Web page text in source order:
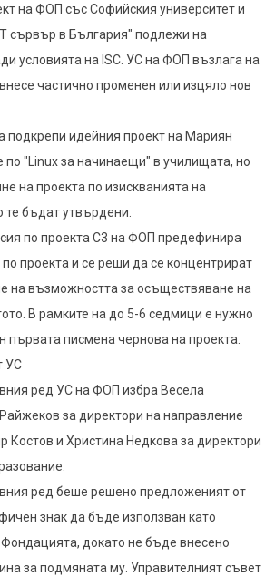
на ФОП със Софийския университет и
сървър в България" подлежи на
условията на ISC. УС на ФОП възлага на
частично променен или изцяло нов
идейния проект на Мариян
по "Linux за начинаещи" в училищата, но
на проекта по изискванията на
бъдат утвърдени.
по проекта C3 на ФОП предефинира
проекта и се реши да се концентрират
на възможността за осъществяване на
В рамките на до 5-6 седмици е нужно
първата писмена чернова на проекта.
УС
ред УС на ФОП избра Весела
за директори на направление
Костов и Христина Недкова за директори
ред беше решено предложеният от
знак да бъде използван като
докато не бъде внесено
за подмяната му. Управителният съвет